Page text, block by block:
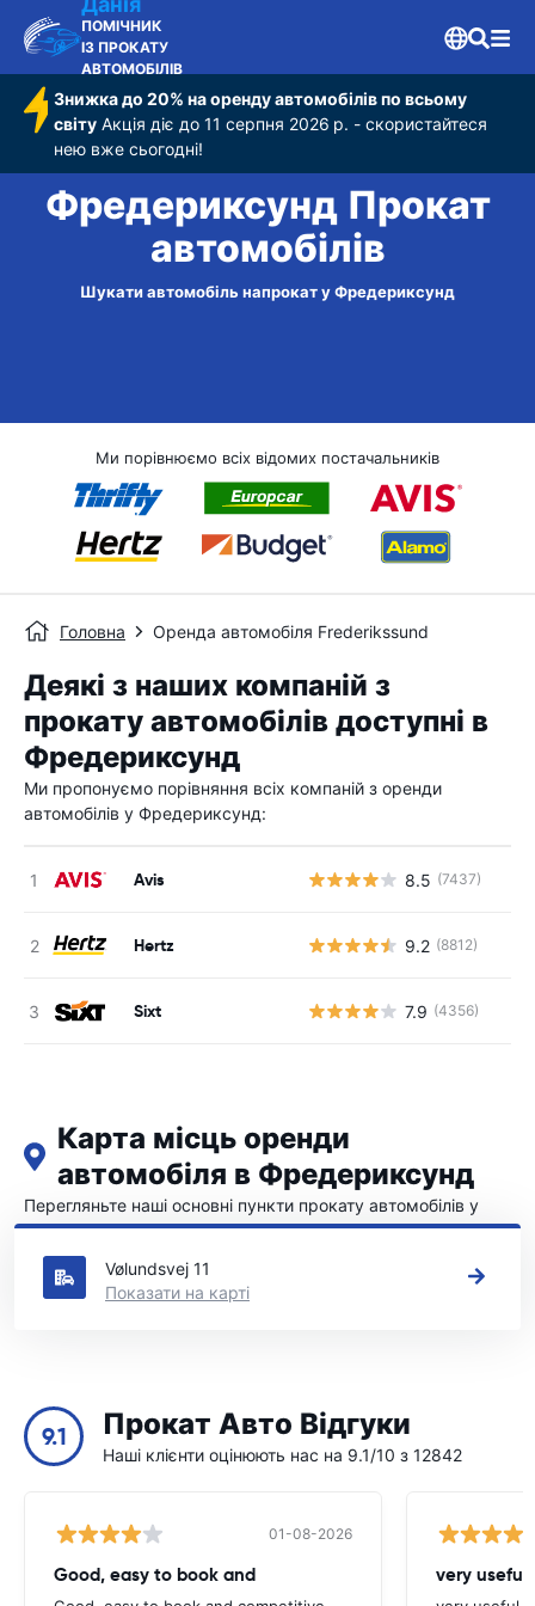
ПОМІЧНИК
ІЗ ПРОКАТУ
АВТОМОБІЛІВ
Знижка до 20% на оренду автомобілів по всьому
світу Акція діє до 11 серпня 2026 р. - скористайтеся
нею вже сьогодні!
Фредериксунд Прокат
автомобілів
Шукати автомобіль напрокат у Фредериксунд
Ми порівнюємо всіх відомих постачальників
Головна Оренда автомобіля Frederikssund
Деякі з наших компаній з
прокату автомобілів доступні в
Фредериксунд
Ми пропонуємо порівняння всіх компаній з оренди
автомобілів у Фредериксунд:
Avis 8.5 (7437)
Hertz 9.2 (8812)
Sixt 7.9 (4356)
Карта місць оренди
автомобіля в Фредериксунд
Перегляньте наші основні пункти прокату автомобілів у
Фредериксунд
Vølundsvej 11
Показати на карті
9.1 Прокат Авто Відгуки
Наші клієнти оцінюють нас на 9.1/10 з 12842
01-08-2026
Good, easy to book and very useful